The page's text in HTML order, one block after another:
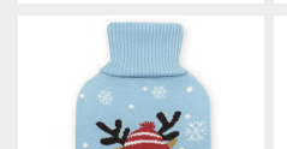
PEDIR
Solicitar un presupuesto